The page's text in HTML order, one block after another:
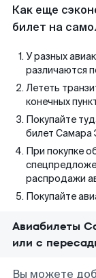
Как еще
билет на
У разных
различаются
Лететь
конечных
Покупайте
билет Самара
При покупке
распродажи
Покупайте
Авиабилеты
или с
Вы можете